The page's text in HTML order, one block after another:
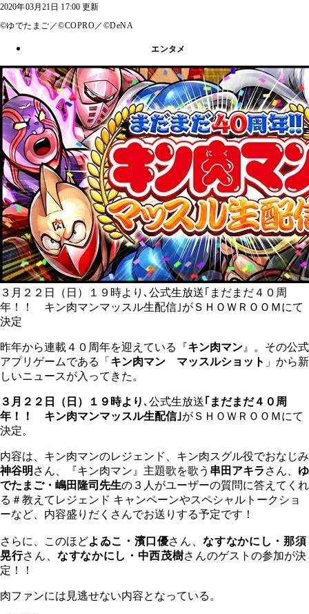
2020年03月21日 17:00 更新
©ゆでたまご／©COPRO／©DeNA
エンタメ
３月２２日（日）１９時より､公式生放送｢まだまだ４０周
年！！ キン肉マンマッスル生配信｣がＳＨＯＷＲＯＯＭにて
決定
昨年から連載４０周年を迎えている『キン肉マン 』。その公式
アプリゲームである「 キン肉マン マッスルショット 」から新
しいニュースが入ってきた。
３月２２日（日）１９時より ､公式生放送｢まだまだ４０周
年！！ キン肉マンマッスル生配信｣がＳＨＯＷＲＯＯＭにて
決定。
内容は、キン肉マンのレジェンド、キン肉スグル役でおなじみ
神谷明 さん、『キン肉マン』主題歌を歌う 串田アキラ さん、 ゆ
でたまご・嶋田隆司先生の３人がユーザーの質問に答えてくれ
る ＃教えてレジェンド キャンペーンやスペシャルトークショ
ーなど、内容盛りだくさんでお送りする予定です！
さらに、このほどよゐこ・濱口優さん、なすなかにし・那須
晃行さん、なすなかにし・中西茂樹さんのゲストの参加が決
定！！
肉ファンには見逃せない内容となっている。